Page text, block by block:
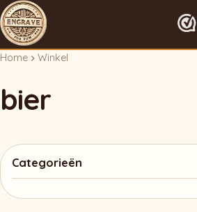
Home Winkel
bier
Categorieën